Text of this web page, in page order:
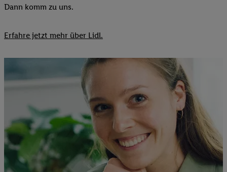
Dann komm zu uns.​
Erfahre jetzt mehr über Lidl.